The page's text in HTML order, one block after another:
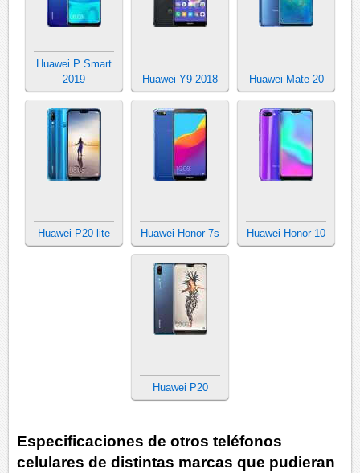
Huawei P Smart
2019
Huawei Y9 2018 Huawei Mate 20
Huawei P20 lite Huawei Honor 7s Huawei Honor 10
Huawei P20
Especificaciones de otros teléfonos
celulares de distintas marcas que pudieran